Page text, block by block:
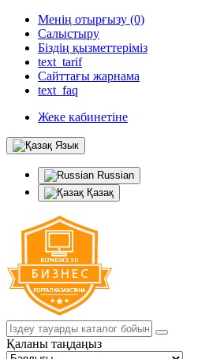
Менің отырғызу (0)
Салыстыру
Біздің қызметтеріміз
text_tarif
Сайттағы жарнама
text_faq
Жеке кабинетіне
Язык
Russian
Қазақ
Қаланы таңдаңыз